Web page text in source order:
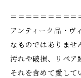
＝＝＝＝＝＝＝＝＝
アンティーク品・ヴ
なものではありませ
汚れや破損、リペア
それを含めて愛して